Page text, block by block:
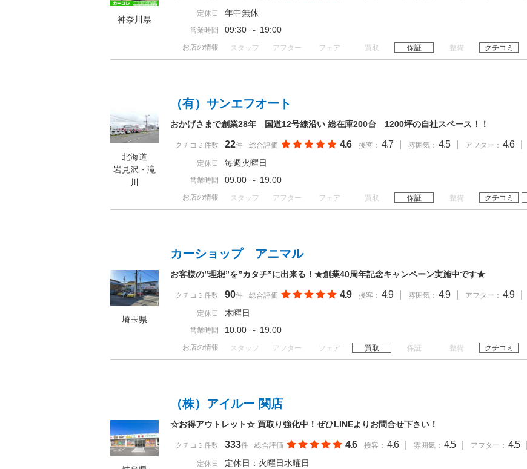
神奈川県
定休日 年中無休
営業時間 09:30 ～ 19:00
お店の情報 スタッフ アフター フェア 買取 保証 整備 クチコミ
北海道
岩見沢・滝
川
（有）サンエフオート
おかげさまで創業28年 国道12号線沿い 総在庫200台 1200坪の自社スペース！！
クチコミ件数 22件 総合評価 4.6 接客： 4.7 雰囲気： 4.5 アフター： 4.6
定休日 毎週火曜日
営業時間 09:00 ～ 19:00
お店の情報 スタッフ アフター フェア 買取 保証 整備 クチコミ
埼玉県
カーショップ アニマル
お客様の”理想”を”カタチ”に出来る！★創業40周年記念キャンペーン実施中です★
クチコミ件数 90件 総合評価 4.9 接客： 4.9 雰囲気： 4.9 アフター： 4.9
定休日 木曜日
営業時間 10:00 ～ 19:00
お店の情報 スタッフ アフター フェア 買取 保証 整備 クチコミ
（株）アイルー 関店
☆お得アウトレット☆ 買取り強化中！ぜひLINEよりお問合せ下さい！
クチコミ件数 333件 総合評価 4.6 接客： 4.6 雰囲気： 4.5 アフター： 4.5
定休日 定休日：火曜日水曜日